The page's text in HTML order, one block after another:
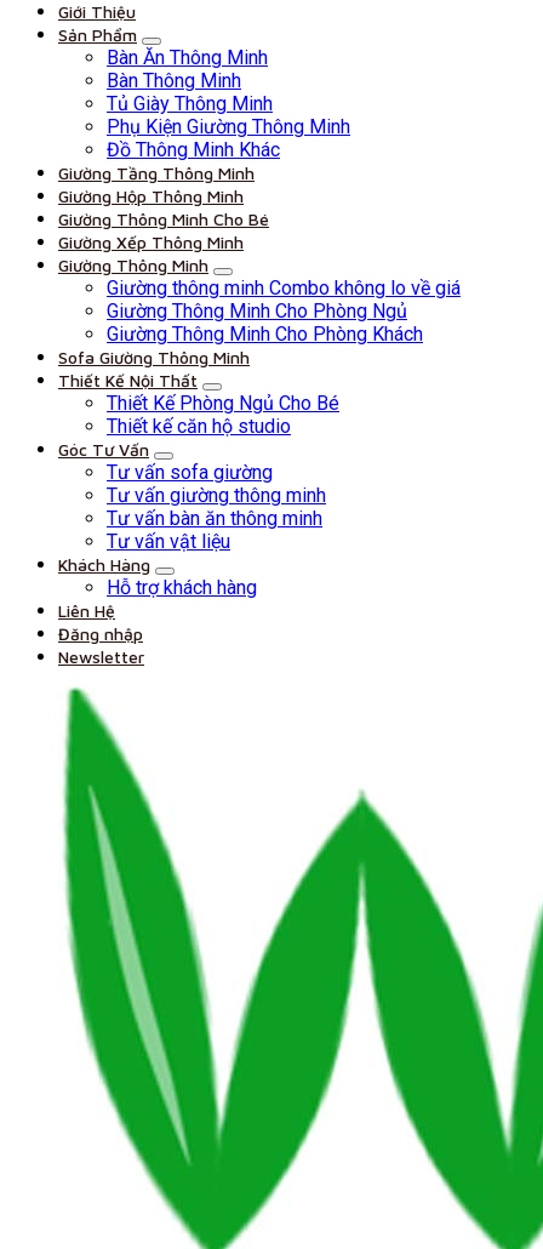
Giới Thiệu
Sản Phẩm
Bàn Ăn Thông Minh
Bàn Thông Minh
Tủ Giày Thông Minh
Phụ Kiện Giường Thông Minh
Đồ Thông Minh Khác
Giường Tầng Thông Minh
Giường Hộp Thông Minh
Giường Thông Minh Cho Bé
Giường Xếp Thông Minh
Giường Thông Minh
Giường thông minh Combo không lo về giá
Giường Thông Minh Cho Phòng Ngủ
Giường Thông Minh Cho Phòng Khách
Sofa Giường Thông Minh
Thiết Kế Nội Thất
Thiết Kế Phòng Ngủ Cho Bé
Thiết kế căn hộ studio
Góc Tư Vấn
Tư vấn sofa giường
Tư vấn giường thông minh
Tư vấn bàn ăn thông minh
Tư vấn vật liệu
Khách Hàng
Hỗ trợ khách hàng
Liên Hệ
Đăng nhập
Newsletter